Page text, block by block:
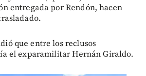
entregada por Rendón, hacen
que entre los reclusos
el exparamilitar Hernán Giraldo.